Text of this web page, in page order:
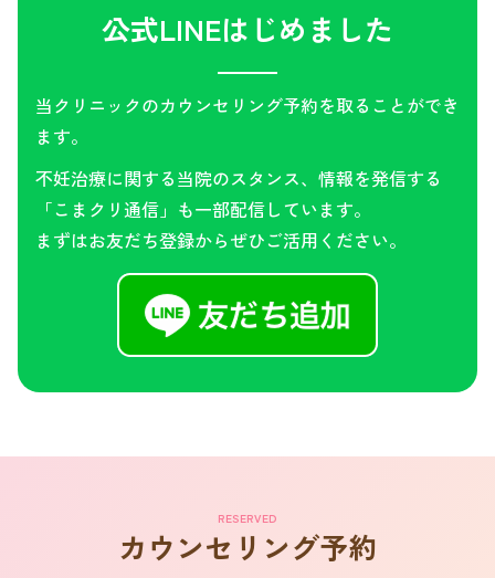
公式LINEはじめました
当クリニックのカウンセリング予約を取ることができ
ます。
不妊治療に関する当院のスタンス、情報を発信する
「こまクリ通信」も一部配信しています。
まずはお友だち登録からぜひご活用ください。
RESERVED
カウンセリング予約